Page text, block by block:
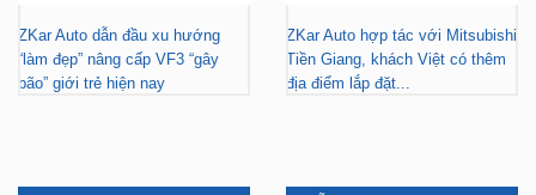
ZKar Auto dẫn đầu xu hướng
“làm đẹp” nâng cấp VF3 “gây
bão” giới trẻ hiện nay
ZKar Auto hợp tác với Mitsubishi
Tiền Giang, khách Việt có thêm
địa điểm lắp đặt...